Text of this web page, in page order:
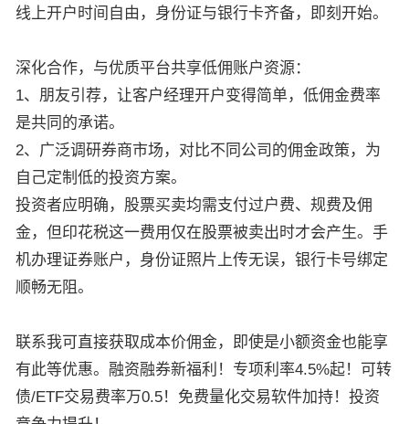
线上开户时间自由，身份证与银行卡齐备，即刻开始。
深化合作，与优质平台共享低佣账户资源：
1、朋友引荐，让客户经理开户变得简单，低佣金费率
是共同的承诺。
2、广泛调研券商市场，对比不同公司的佣金政策，为
自己定制低的投资方案。
投资者应明确，股票买卖均需支付过户费、规费及佣
金，但印花税这一费用仅在股票被卖出时才会产生。手
机办理证券账户，身份证照片上传无误，银行卡号绑定
顺畅无阻。
联系我可直接获取成本价佣金，即使是小额资金也能享
有此等优惠。融资融券新福利！专项利率4.5%起！可转
债/ETF交易费率万0.5！免费量化交易软件加持！投资